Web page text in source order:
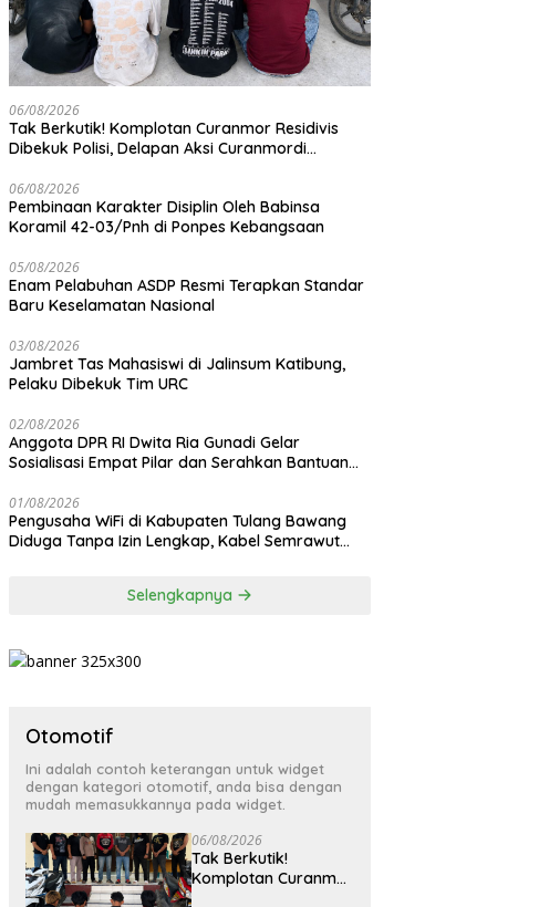
06/08/2026
Tak Berkutik! Komplotan Curanmor Residivis
Dibekuk Polisi, Delapan Aksi Curanmordi
06/08/2026
Pembinaan Karakter Disiplin Oleh Babinsa
Koramil 42-03/Pnh di Ponpes Kebangsaan
05/08/2026
Enam Pelabuhan ASDP Resmi Terapkan Standar
Baru Keselamatan Nasional
03/08/2026
Jambret Tas Mahasiswi di Jalinsum Katibung,
Pelaku Dibekuk Tim URC
02/08/2026
Anggota DPR RI Dwita Ria Gunadi Gelar
Sosialisasi Empat Pilar dan Serahkan Bantuan
Tulang Bawang
01/08/2026
Pengusaha WiFi di Kabupaten Tulang Bawang
Diduga Tanpa Izin Lengkap, Kabel Semrawut
Selengkapnya
Otomotif
Ini adalah contoh keterangan untuk widget
dengan kategori otomotif, anda bisa dengan
mudah memasukkannya pada widget.
06/08/2026
Tak Berkutik!
Komplotan Curanmor